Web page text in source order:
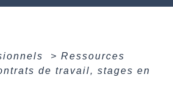
> Ressources
de travail, stages en